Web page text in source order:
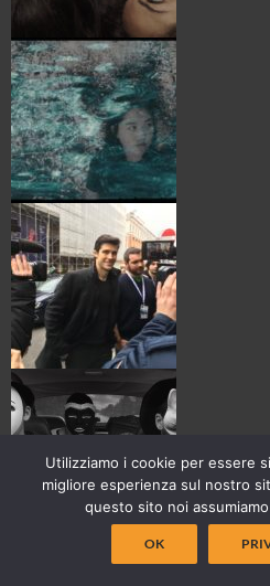
Utilizziamo i cookie per essere
migliore esperienza sul nostro
questo sito noi
OK